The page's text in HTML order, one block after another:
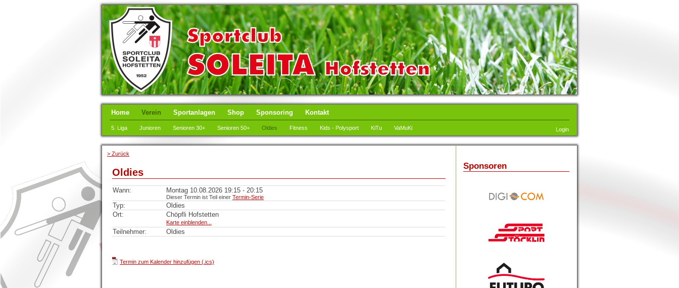
Home Verein Sportanlagen Shop Sponsoring Kontakt
5. Liga Junioren Senioren 30+ Senioren 50+ Oldies Fitness Kids - Polysport KiTu VaMuKi Login
> Zurück
Oldies
Wann: Montag 10.08.2026 19:15 - 20:15
Dieser Termin ist Teil einer Termin-Serie
Typ:
Oldies
Ort:
Chöpfli Hofstetten
Karte einblenden...
Teilnehmer: Oldies
Termin zum Kalender hinzufügen (.ics)
Sponsoren